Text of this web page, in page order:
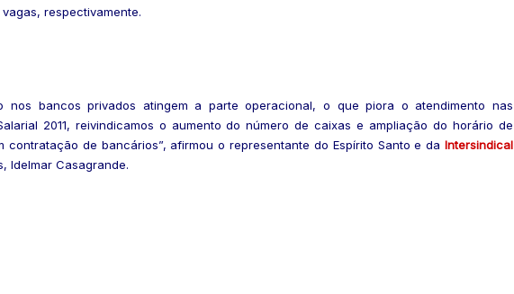
respectivamente.
nos bancos privados atingem a parte operacional, o que piora o atendimento nas
2011, reivindicamos o aumento do número de caixas e ampliação do horário de
de bancários”, afirmou o representante do Espírito Santo e da Intersindical
Idelmar Casagrande.